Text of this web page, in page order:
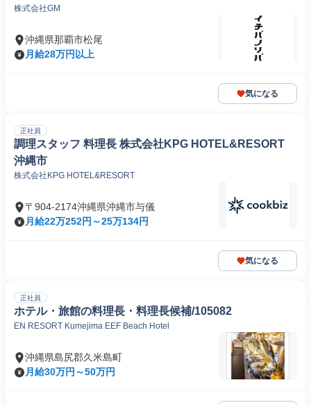
株式会社GM
沖縄県那覇市松尾
月給28万円以上
気になる
正社員
調理スタッフ 料理長 株式会社KPG HOTEL&RESORT
沖縄市
株式会社KPG HOTEL&RESORT
〒904-2174沖縄県沖縄市与儀
月給22万252円～25万134円
気になる
正社員
ホテル・旅館の料理長・料理長候補/105082
EN RESORT Kumejima EEF Beach Hotel
沖縄県島尻郡久米島町
月給30万円～50万円